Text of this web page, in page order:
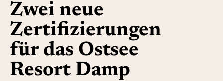
Zwei neue
Zertifizierungen
für das Ostsee
Resort Damp